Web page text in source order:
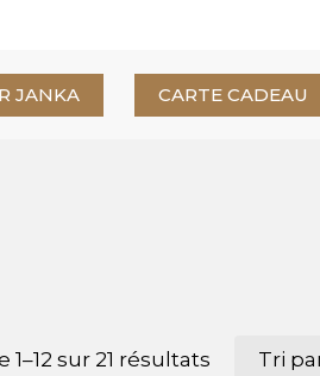
JANKA CARTE CADEAU
sur 21 résultats Tri